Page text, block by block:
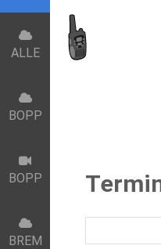
ALLE
BOPP
BOPP
BREM